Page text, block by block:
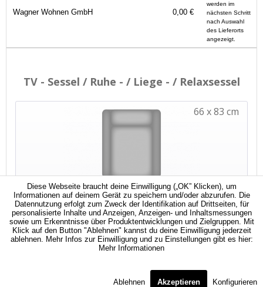
Wagner Wohnen GmbH 0,00 €
werden im
nächsten Schritt
nach Auswahl
des Lieferorts
angezeigt.
Diese Webseite braucht deine Einwilligung („OK” Klicken), um
Informationen auf deinem Gerät zu speichern und/oder abzurufen. Die
Datennutzung erfolgt zum Zweck der Identifikation auf Drittseiten, für
personalisierte Inhalte und Anzeigen, Anzeigen- und Inhaltsmessungen
sowie um Erkenntnisse über Produktentwicklungen und Zielgruppen. Mit
Klick auf den Button "Ablehnen" kannst du deine Einwilligung jederzeit
ablehnen. Mehr Infos zur Einwilligung und zu Einstellungen gibt es hier:
Mehr Informationen
Ablehnen Akzeptieren Konfigurieren